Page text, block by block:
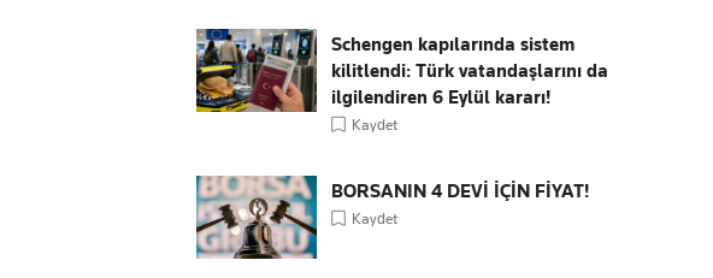
Schengen kapılarında sistem
kilitlendi: Türk vatandaşlarını da
ilgilendiren 6 Eylül kararı!
Kaydet
BORSANIN 4 DEVİ İÇİN FİYAT!
Kaydet